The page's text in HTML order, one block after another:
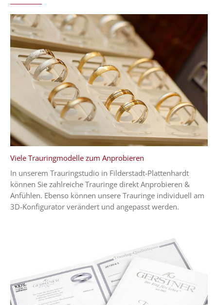
Viele Trauringmodelle zum Anprobieren
In unserem Trauringstudio in Filderstadt-Plattenhardt
können Sie zahlreiche Trauringe direkt Anprobieren &
Anfühlen. Ebenso können unsere Trauringe individuell am
3D-Konfigurator verändert und angepasst werden.